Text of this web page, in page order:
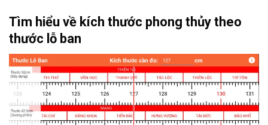
Tìm hiểu về kích thước phong thủy theo
thước lỗ ban